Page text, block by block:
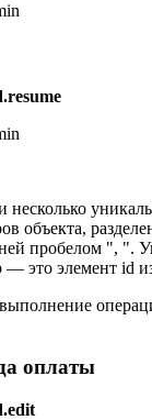
объекта,
пробелом ", ".
— это элемент id
выполнение
оплаты